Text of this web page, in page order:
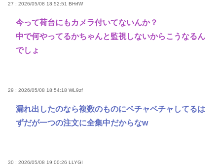
27 : 2026/05/08 18:52:51 BHrfW
今って荷台にもカメラ付いてないんか？
中で何やってるかちゃんと監視しないからこうなるん
でしょ
29 : 2026/05/08 18:54:18 WL9zf
漏れ出したのなら複数のものにベチャベチャしてるは
ずだが一つの注文に全集中だからなw
30 : 2026/05/08 19:00:26 LLYGI